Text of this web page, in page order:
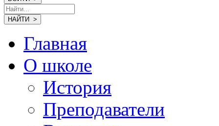
Главная
О школе
История
Преподаватели